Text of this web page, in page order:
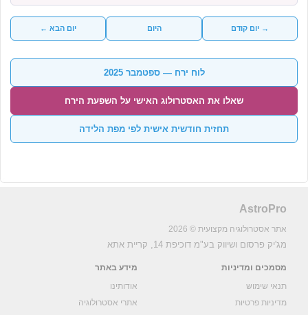
→ יום קודם היום יום הבא ←
לוח ירח — ספטמבר 2025
שאלו את האסטרולוג האישי על השפעת הירח
תחזית חודשית אישית לפי מפת הלידה
AstroPro
אתר אסטרולוגיה מקצועית © 2026
מג'יק פרסום ושיווק בע"מ דוכיפת 14, קריית אתא
מסמכים ומדיניות
תנאי שימוש
מדיניות פרטיות
מידע באתר
אודותינו
אתרי אסטרולוגיה